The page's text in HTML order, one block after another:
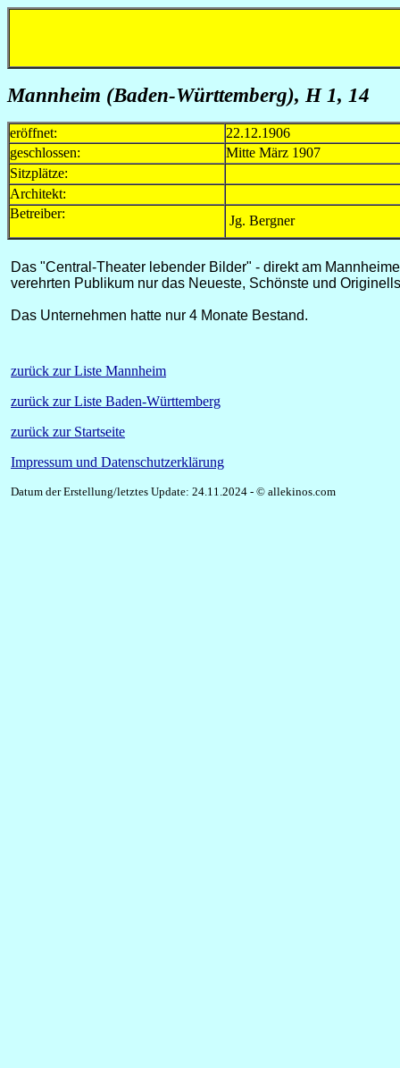
Mannheim (Baden-Württemberg), H 1, 14
eröffnet:
22.12.1906
geschlossen:
Mitte März 1907
Sitzplätze:
Architekt:
Betreiber:
Jg. Bergner
Das "Central-Theater lebender Bilder" - direkt am
verehrten Publikum nur das Neueste, Schönste und
Das Unternehmen hatte nur 4 Monate Bestand.
zurück zur Liste Mannheim
zurück zur Liste Baden-Württemberg
zurück zur Startseite
Impressum und Datenschutzerklärung
Datum der Erstellung/letztes Update: 24.11.2024 - © allekinos.com